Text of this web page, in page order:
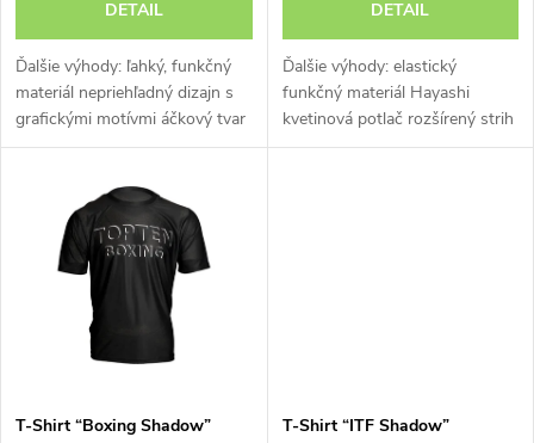
o
d
v
d
u
DETAIL
Ďalšie výhody: ľahký, funkčný
materiál nepriehľadný dizajn s
grafickými motívmi áčkový tvar
DETAIL
Ďalšie výhody: elastický
funkčný materiál Hayashi
kvetinová potlač rozšírený strih
možnosť prania v práčke
T-Shirt “Boxing Shadow” T-Shirt “ITF Shadow”